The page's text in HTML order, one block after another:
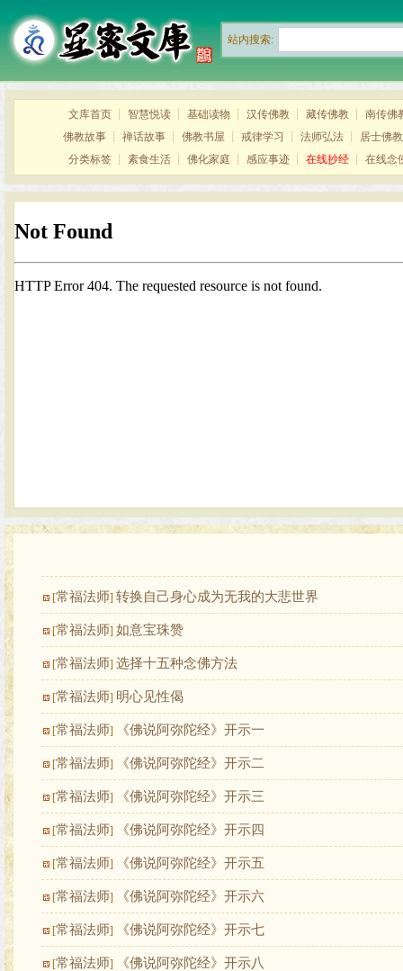
站内搜索:
文库首页 ┊ 智慧悦读 ┊ 基础读物 ┊ 汉传佛教 ┊ 藏传佛教 ┊ 南传佛
佛教故事 ┊ 禅话故事 ┊ 佛教书屋 ┊ 戒律学习 ┊ 法师弘法 ┊ 居士佛教
分类标签 ┊ 素食生活 ┊ 佛化家庭 ┊ 感应事迹 ┊ 在线抄经 ┊ 在线念
[常福法师] 转换自己身心成为无我的大悲世界
[常福法师] 如意宝珠赞
[常福法师] 选择十五种念佛方法
[常福法师] 明心见性偈
[常福法师] 《佛说阿弥陀经》开示一
[常福法师] 《佛说阿弥陀经》开示二
[常福法师] 《佛说阿弥陀经》开示三
[常福法师] 《佛说阿弥陀经》开示四
[常福法师] 《佛说阿弥陀经》开示五
[常福法师] 《佛说阿弥陀经》开示六
[常福法师] 《佛说阿弥陀经》开示七
[常福法师] 《佛说阿弥陀经》开示八